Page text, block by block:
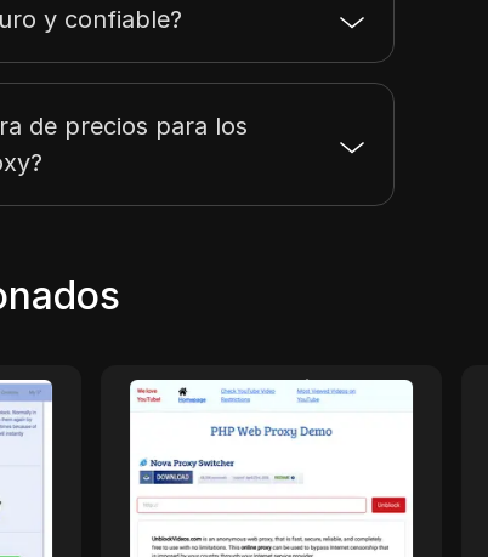
y confiable?
de precios para los
UnblockVideos
un proxy web en línea
gratuito utilizado para eludir
la censura de internet y
desbloquear videos de sitios
de video populares